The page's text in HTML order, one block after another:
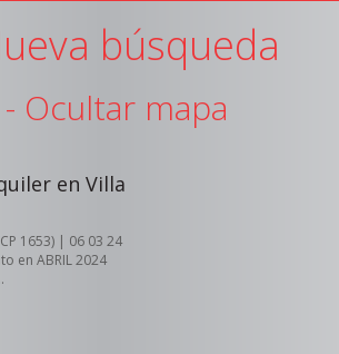
búsqueda
Ocultar mapa
en Villa
1653) | 06 03 24
en ABRIL 2024